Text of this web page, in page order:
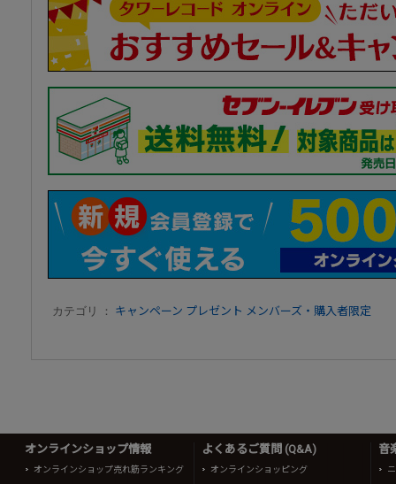
カテゴリ ： キャンペーン プレゼント メンバーズ・購入者限定
オンラインショップ情報
オンラインショップ売れ筋ランキング
よくあるご質問 (Q&A)
オンラインショッピング
音